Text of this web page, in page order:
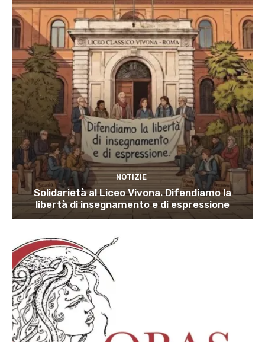
NOTIZIE
Solidarietà al Liceo Vivona. Difendiamo la
libertà di insegnamento e di espressione